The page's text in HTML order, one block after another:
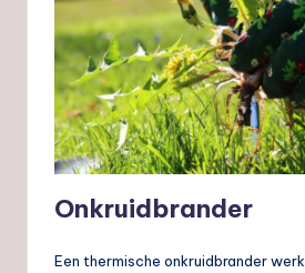
Onkruidbrander
Een thermische onkruidbrander